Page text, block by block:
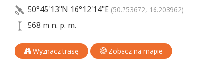
50°45'13"N 16°12'14"E (50.753672, 16.203962)
568 m n. p. m.
Wyznacz trasę Zobacz na mapie